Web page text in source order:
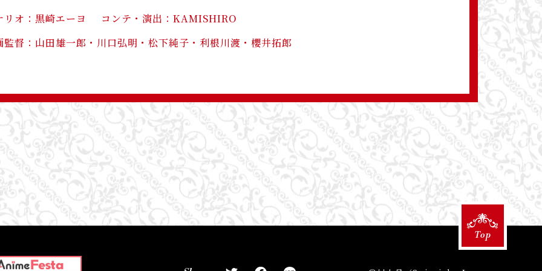
リオ 黒崎エーヨ コンテ・演出
KAMISHIRO
監督
山田雄一郎・川口弘明・松下純子・利根川渡・櫻井拓郎
Top